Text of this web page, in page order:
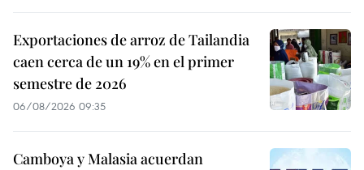
Exportaciones de arroz de Tailandia
caen cerca de un 19% en el primer
semestre de 2026
06/08/2026 09:35
Camboya y Malasia acuerdan